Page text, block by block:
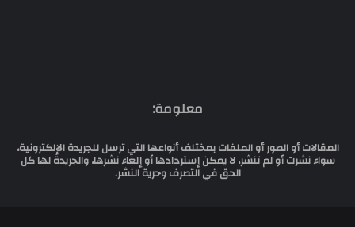
معلومة:
المقالات أو الصور أو الملفات بمختلف أنواعها التي ترسل للجريدة الإلكترونية،
سواء نشرت أو لم تنشر، لا يمكن إستردادها أو إلغاء نشرها، والجريدة لها كل
الحق في التصرف وحرية النشر.